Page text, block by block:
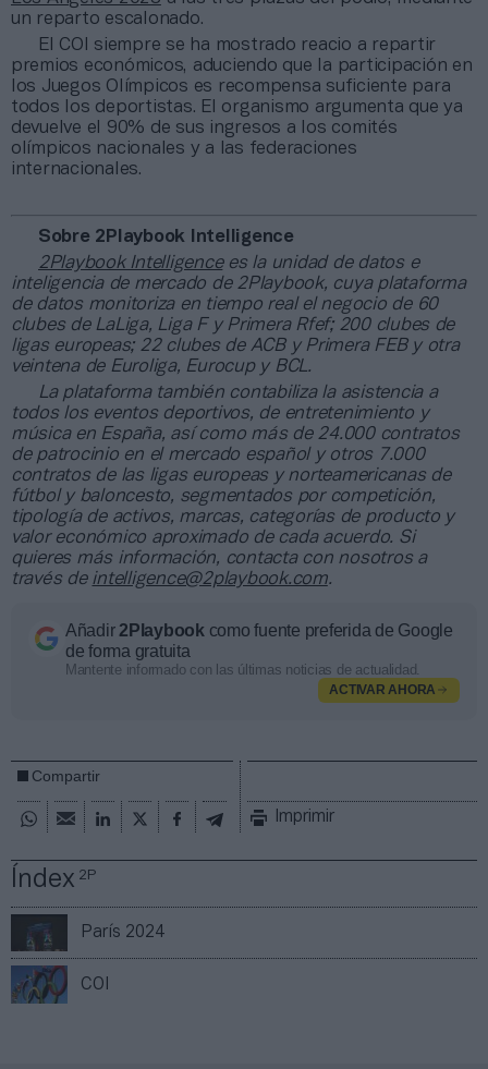
Índex2P
París 2024
COI
un reparto escalonado.
El COI siempre se ha mostrado reacio a repartir
premios económicos, aduciendo que la participación en
los Juegos Olímpicos es recompensa suficiente para
todos los deportistas. El organismo argumenta que ya
devuelve el 90% de sus ingresos a los comités
olímpicos nacionales y a las federaciones
internacionales.
Sobre 2Playbook Intelligence
2Playbook Intelligencees la unidad de datos e
inteligencia de mercado de 2Playbook, cuya plataforma
de datos monitoriza en tiempo real el negocio de 60
clubes de LaLiga, Liga F y Primera Rfef; 200 clubes de
ligas europeas; 22 clubes de ACB y Primera FEB y otra
veintena de Euroliga, Eurocup y BCL.
La plataforma también contabiliza la asistencia a
todos los eventos deportivos, de entretenimiento y
música en España, así como más de 24.000 contratos
de patrocinio en el mercado español y otros 7.000
contratos de las ligas europeas y norteamericanas de
fútbol y baloncesto, segmentados por competición,
tipología de activos, marcas, categorías de producto y
valor económico aproximado de cada acuerdo. Si
quieres más información, contacta con nosotros a
través de intelligence@2playbook.com.
Añadir2Playbook como fuente preferida de Google
de forma gratuita
Mantente informado con las últimas noticias de actualidad.
ACTIVAR AHORA
Compartir
Imprimir